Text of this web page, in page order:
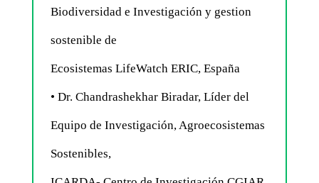
Biodiversidad e Investigación y gestion
sostenible de
Ecosistemas LifeWatch ERIC, España
• Dr. Chandrashekhar Biradar, Líder del
Equipo de Investigación, Agroecosistemas
Sostenibles,